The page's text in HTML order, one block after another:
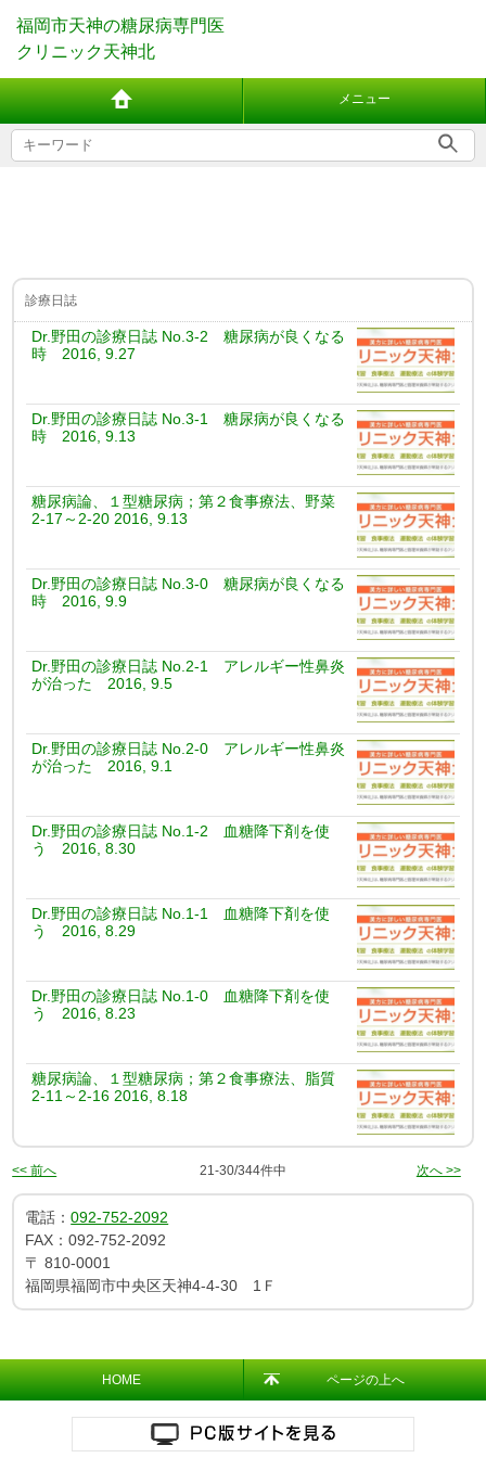
福岡市天神の糖尿病専門医
クリニック天神北
メニュー
診療日誌
Dr.野田の診療日誌 No.3-2 糖尿病が良くなる
時 2016, 9.27
Dr.野田の診療日誌 No.3-1 糖尿病が良くなる
時 2016, 9.13
糖尿病論、１型糖尿病；第２食事療法、野菜
2-17～2-20 2016, 9.13
Dr.野田の診療日誌 No.3-0 糖尿病が良くなる
時 2016, 9.9
Dr.野田の診療日誌 No.2-1 アレルギー性鼻炎
が治った 2016, 9.5
Dr.野田の診療日誌 No.2-0 アレルギー性鼻炎
が治った 2016, 9.1
Dr.野田の診療日誌 No.1-2 血糖降下剤を使
う 2016, 8.30
Dr.野田の診療日誌 No.1-1 血糖降下剤を使
う 2016, 8.29
Dr.野田の診療日誌 No.1-0 血糖降下剤を使
う 2016, 8.23
糖尿病論、１型糖尿病；第２食事療法、脂質
2-11～2-16 2016, 8.18
<< 前へ 21-30/344件中 次へ >>
電話：092-752-2092
FAX：092-752-2092
〒810-0001
福岡県福岡市中央区天神4-4-30 1Ｆ
HOME ページの上へ